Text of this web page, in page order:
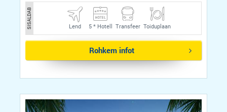
SISALDAB Lend 5 *Hotell Transfeer Toiduplaan
Rohkem infot